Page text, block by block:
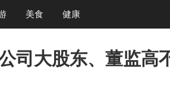
美食 健康
司大股东、董监高